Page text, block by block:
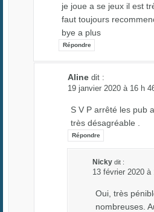
je joue a se jeux il est
faut toujours
bye a plus
Répondre
Aline dit :
19 janvier 2020 à 16 h
S V P arrêté les pub
très désagréable .
Répondre
Nicky dit :
13 février 2020 à
Oui, très
nombreuses.